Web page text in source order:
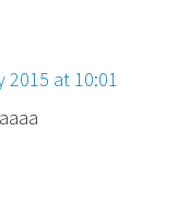
2015 at 10:01